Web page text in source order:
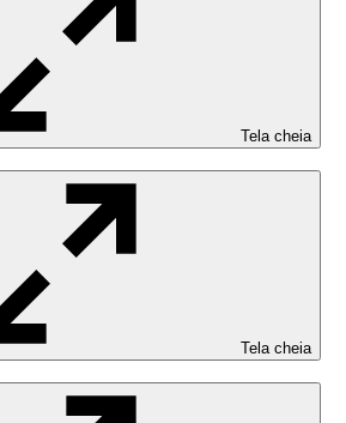
Tela cheia
Tela cheia